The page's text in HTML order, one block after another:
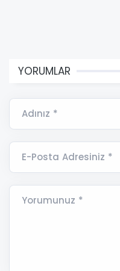
YORUMLAR
Adınız *
E-Posta Adresiniz *
Yorumunuz *